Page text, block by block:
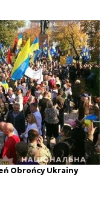
Obrońcy Ukrainy